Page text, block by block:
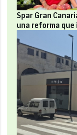
Spar Gran
una reforma